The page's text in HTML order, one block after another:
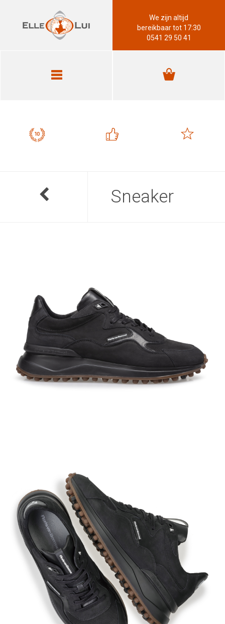
We zijn altijd
bereikbaar tot 17:30
0541 29 50 41
Sneaker